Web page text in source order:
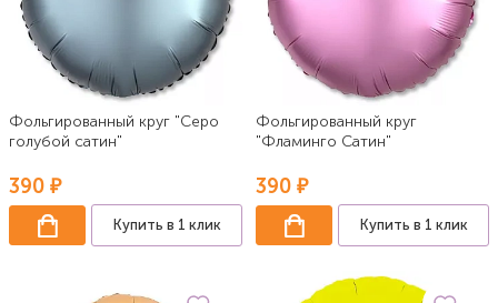
Фольгированный круг "Серо
голубой сатин"
390 ₽
Купить в 1 клик
Фольгированный круг
"Фламинго Сатин"
390 ₽
Купить в 1 клик